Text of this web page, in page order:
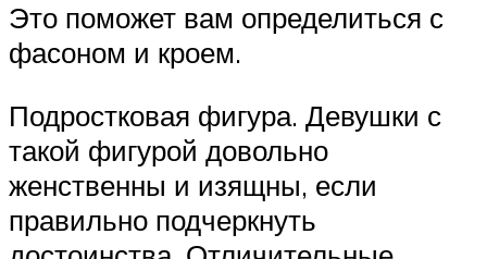
Это поможет вам определиться с
фасоном и кроем.
Подростковая фигура. Девушки с
такой фигурой довольно
женственны и изящны, если
правильно подчеркнуть